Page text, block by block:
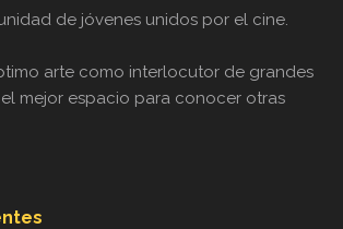
de jóvenes unidos por el cine.
arte como interlocutor de grandes
mejor espacio para conocer otras